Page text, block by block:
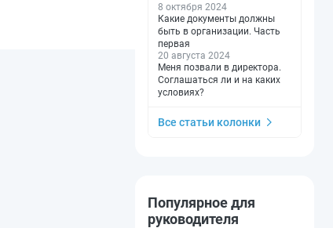
8 октября 2024
Какие документы должны
быть в организации. Часть
первая
20 августа 2024
Меня позвали в директора.
Соглашаться ли и на каких
условиях?
Все статьи колонки
Популярное для
руководителя